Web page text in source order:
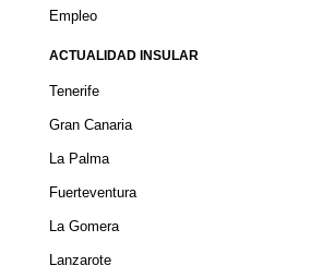
Empleo
ACTUALIDAD INSULAR
Tenerife
Gran Canaria
La Palma
Fuerteventura
La Gomera
Lanzarote